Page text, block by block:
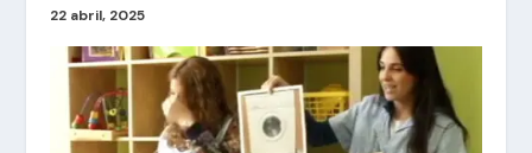
22 abril, 2025